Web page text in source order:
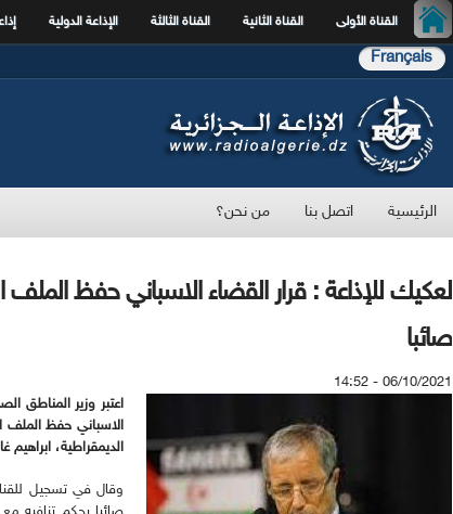
القناة الأولى القناة الثانية القناة الثالثة الإذاعة الدولية
Français
الرئيسية اتصل بنا من نحن؟
لعكيك للإذاعة : قرار القضاء الاسباني حفظ
صائبا
06/10/2021 - 14:52
اعتبر وزير المناطق
الاسباني حفظ الملف
الديمقراطية، ابراهيم
وقال في تسجيل للقناة